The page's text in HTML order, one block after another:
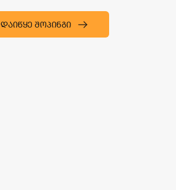
ᲓᲐᲘᲬᲧᲔ ᲨᲝᲞᲘᲜᲒᲘ